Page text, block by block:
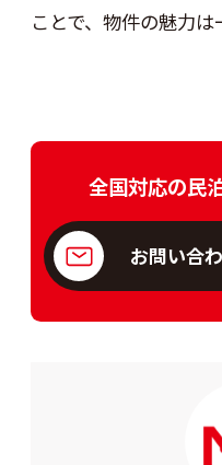
ことで、物件の魅力は
全国対応の民
お問い合